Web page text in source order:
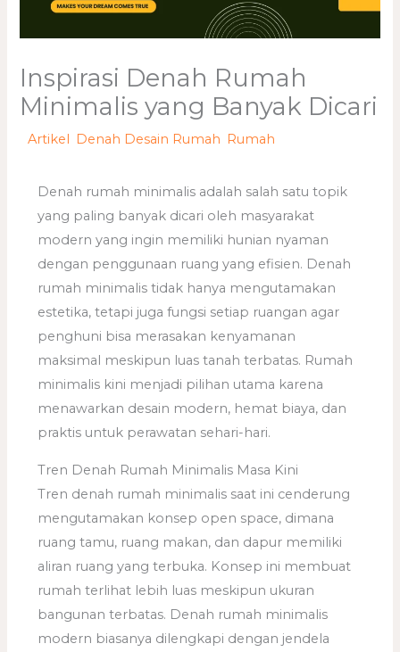
Inspirasi Denah Rumah
Minimalis yang Banyak Dicari
/Artikel Denah Desain Rumah Rumah
Denah rumah minimalis adalah salah satu topik
yang paling banyak dicari oleh masyarakat
modern yang ingin memiliki hunian nyaman
dengan penggunaan ruang yang efisien. Denah
rumah minimalis tidak hanya mengutamakan
estetika, tetapi juga fungsi setiap ruangan agar
penghuni bisa merasakan kenyamanan
maksimal meskipun luas tanah terbatas. Rumah
minimalis kini menjadi pilihan utama karena
menawarkan desain modern, hemat biaya, dan
praktis untuk perawatan sehari-hari.
Tren Denah Rumah Minimalis Masa Kini
Tren denah rumah minimalis saat ini cenderung
mengutamakan konsep open space, dimana
ruang tamu, ruang makan, dan dapur memiliki
aliran ruang yang terbuka. Konsep ini membuat
rumah terlihat lebih luas meskipun ukuran
bangunan terbatas. Denah rumah minimalis
modern biasanya dilengkapi dengan jendela